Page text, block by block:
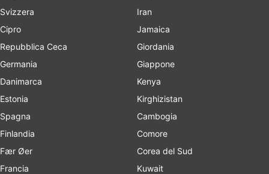
Svizzera
Cipro
Repubblica Ceca
Germania
Danimarca
Estonia
Spagna
Finlandia
Fær Øer
Francia
Iran
Jamaica
Giordania
Giappone
Kenya
Kirghizistan
Cambogia
Comore
Corea del Sud
Kuwait